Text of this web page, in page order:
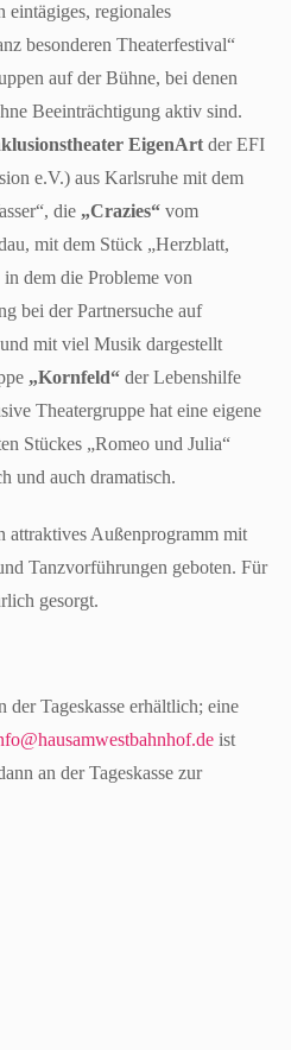
eintägiges, regionales
besonderen Theaterfestival“
auf der Bühne, bei denen
Beeinträchtigung aktiv sind.
EigenArt der EFI
e.V.) aus Karlsruhe mit dem
die „Crazies“ vom
mit dem Stück „Herzblatt,
dem die Probleme von
bei der Partnersuche auf
mit viel Musik dargestellt
„Kornfeld“ der Lebenshilfe
Theatergruppe hat eine eigene
Stückes „Romeo und Julia“
und auch dramatisch.
attraktives Außenprogramm mit
Tanzvorführungen geboten. Für
gesorgt.
Tageskasse erhältlich; eine
ist
an der Tageskasse zur